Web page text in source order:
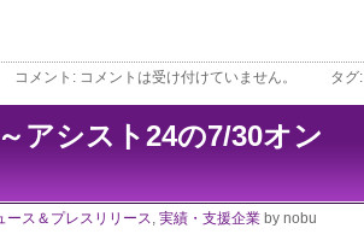
コメント: コメントは受け付けていません。 タグ:
アシスト24の7/30オン
ース＆プレスリリース, 実績・支援企業 by nobu